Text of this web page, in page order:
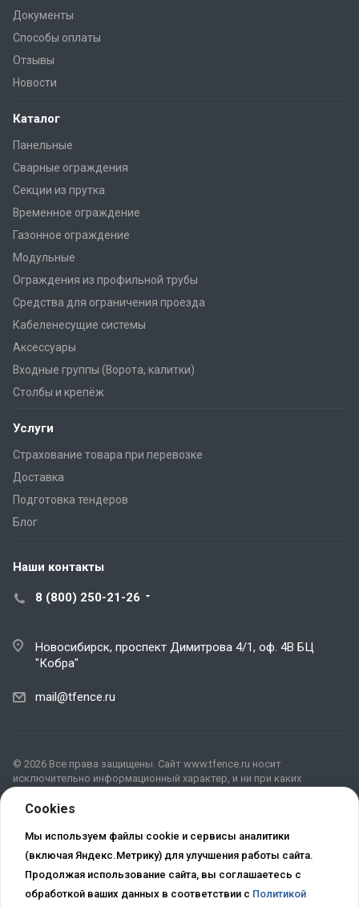
Документы
Способы оплаты
Отзывы
Новости
Каталог
Панельные
Сварные ограждения
Секции из прутка
Временное ограждение
Газонное ограждение
Модульные
Ограждения из профильной трубы
Средства для ограничения проезда
Кабеленесущие системы
Аксессуары
Входные группы (Ворота, калитки)
Столбы и крепёж
Услуги
Страхование товара при перевозке
Доставка
Подготовка тендеров
Блог
Наши контакты
8 (800) 250-21-26
Новосибирск, проспект Димитрова 4/1, оф. 4В БЦ
"Кобра"
mail@tfence.ru
© 2026 Все права защищены. Сайт www.tfence.ru носит
исключительно информационный характер, и ни при каких
положениями ГК РФ. Для получения подробной информации о
пожалуйста, обращайтесь в офис продаж.
Актуальная версия Политики в свободном доступе расположена
в сети Интернет по
адресуhttp://tfence.ru/include/licenses_detail.php
Cookies
Мы используем файлы cookie и сервисы аналитики
(включая Яндекс.Метрику) для улучшения работы сайта.
Продолжая использование сайта, вы соглашаетесь с
обработкой ваших данных в соответствии с Политикой